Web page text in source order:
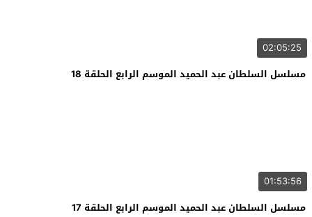
02:05:25
مسلسل السلطان عبد الحميد الموسم الرابع الحلقة 18
01:53:56
مسلسل السلطان عبد الحميد الموسم الرابع الحلقة 17